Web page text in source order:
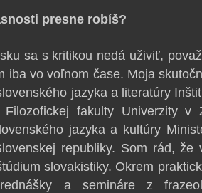
presne robíš?
sa s kritikou nedá uživiť,
iba vo voľnom čase. Moja
jazyka a literatúry
fakulty Univerzity v
jazyka a kultúry
republiky. Som rád,
slovakistiky. Okrem
a semináre z